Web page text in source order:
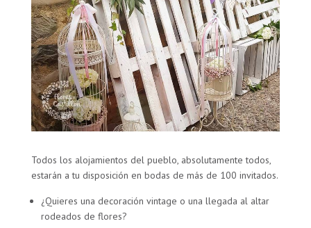
Todos los alojamientos del pueblo, absolutamente todos,
estarán a tu disposición en bodas de más de 100 invitados.
¿Quieres una decoración vintage o una llegada al altar
rodeados de flores?